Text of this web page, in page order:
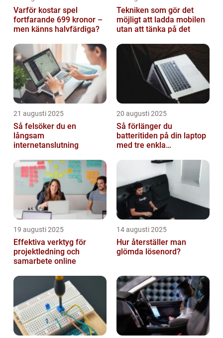
Varför kostar spel
fortfarande 699 kronor –
men känns halvfärdiga?
Tekniken som gör det
möjligt att ladda mobilen
utan att tänka på det
21 augusti 2025
Så felsöker du en
långsam
internetanslutning
20 augusti 2025
Så förlänger du
batteritiden på din laptop
med tre enkla
19 augusti 2025
Effektiva verktyg för
projektledning och
samarbete online
14 augusti 2025
Hur återställer man
glömda lösenord?